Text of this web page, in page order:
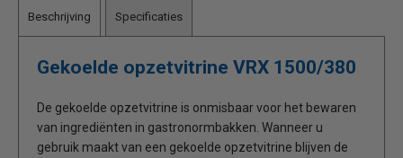
Beschrijving Specificaties
Gekoelde opzetvitrine VRX 1500/380
De gekoelde opzetvitrine is onmisbaar voor het bewaren
van ingrediënten in gastronormbakken. Wanneer u
gebruik maakt van een gekoelde opzetvitrine blijven de